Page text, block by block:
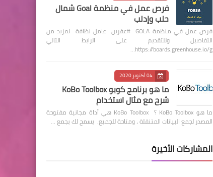
فرص عمل في منظمة Goal شمال
حلب وإدلب
فرص عمل في منظمة GOLA #عفرين عامل نظافة لمزيد من
التفاصيل وللتقديم على الرابط التالي
https://boards.greenhouse.io/g…
04 أكتوبر 2020
ما هو برنامج كوبو KoBo Toolbox
شرح مع مثال استخدام
ما هو KoBo Toolbox ؟ KoBo Toolbox هي أداة مجانية مفتوحة
المصدر لجمع البيانات المتنقلة ، ومتاحة للجميع. يسمح لك بجمع …
المشاركات الأخيرة